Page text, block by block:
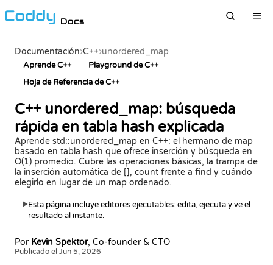
Docs
Documentación›C++›unordered_map
Aprende C++
Playground de C++
Hoja de Referencia de C++
C++ unordered_map: búsqueda
rápida en tabla hash explicada
Aprende std::unordered_map en C++: el hermano de map
basado en tabla hash que ofrece inserción y búsqueda en
O(1) promedio. Cubre las operaciones básicas, la trampa de
la inserción automática de [], count frente a find y cuándo
elegirlo en lugar de un map ordenado.
▶Esta página incluye editores ejecutables: edita, ejecuta y ve el
resultado al instante.
Por Kevin Spektor, Co-founder & CTO
Publicado el Jun 5, 2026